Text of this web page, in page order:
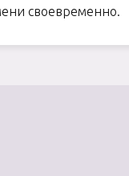
своевременно.